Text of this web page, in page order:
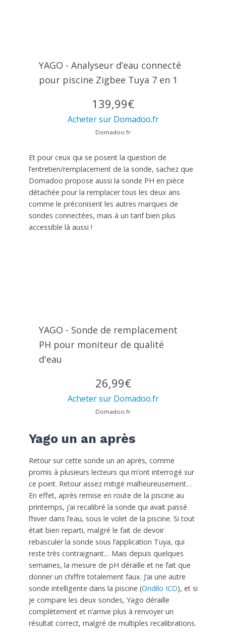
YAGO - Analyseur d’eau connecté
pour piscine Zigbee Tuya 7 en 1
139,99€
Acheter sur Domadoo.fr
Domadoo.fr
Et pour ceux qui se posent la question de
l’entretien/remplacement de la sonde, sachez que
Domadoo propose aussi la sonde PH en pièce
détachée pour la remplacer tous les deux ans
comme le préconisent les autres marques de
sondes connectées, mais à un tarif bien plus
accessible là aussi !
YAGO - Sonde de remplacement
PH pour moniteur de qualité
d'eau
26,99€
Acheter sur Domadoo.fr
Domadoo.fr
Yago un an après
Retour sur cette sonde un an après, comme
promis à plusieurs lecteurs qui m’ont interrogé sur
ce point. Retour assez mitigé malheureusement…
En effet, après remise en route de la piscine au
printemps, j’ai recalibré la sonde qui avait passé
l’hiver dans l’eau, sous le volet de la piscine. Si tout
était bien reparti, malgré le fait de devoir
rebasculer la sonde sous l’application Tuya, qui
reste très contraignant… Mais depuis quelques
semaines, la mesure de pH déraille et ne fait que
donner un chiffre totalement faux. J’ai une autre
sonde intelligente dans la piscine (Ondilo ICO), et si
je compare les deux sondes, Yago déraille
complètement et n’arrive plus à renvoyer un
résultat correct, malgré de multiples recalibrations.